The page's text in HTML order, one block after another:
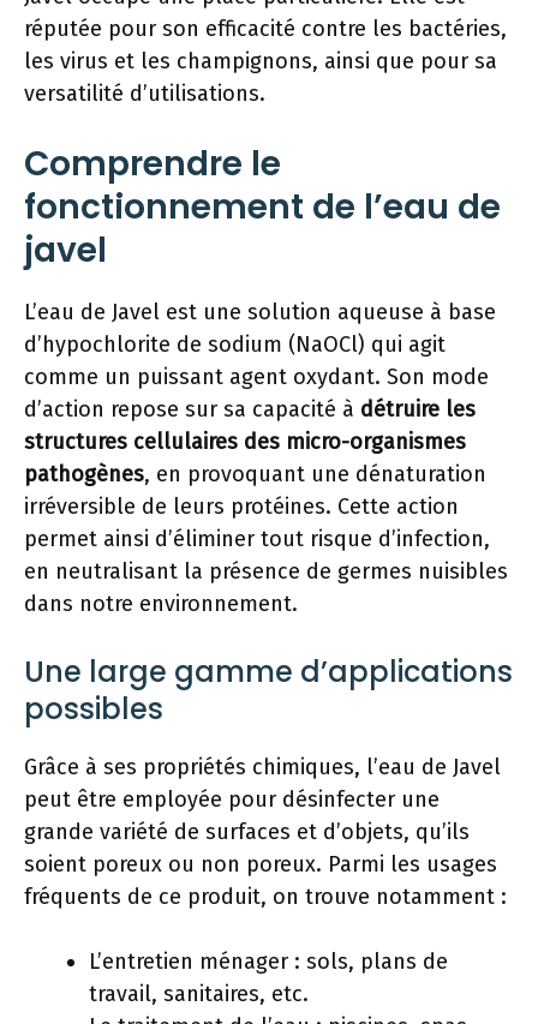
réputée pour son efficacité contre les bactéries,
les virus et les champignons, ainsi que pour sa
versatilité d’utilisations.
Comprendre le
fonctionnement de l’eau de
javel
L’eau de Javel est une solution aqueuse à base
d’hypochlorite de sodium (NaOCl) qui agit
comme un puissant agent oxydant. Son mode
d’action repose sur sa capacité à détruire les
structures cellulaires des micro-organismes
pathogènes, en provoquant une dénaturation
irréversible de leurs protéines. Cette action
permet ainsi d’éliminer tout risque d’infection,
en neutralisant la présence de germes nuisibles
dans notre environnement.
Une large gamme d’applications
possibles
Grâce à ses propriétés chimiques, l’eau de Javel
peut être employée pour désinfecter une
grande variété de surfaces et d’objets, qu’ils
soient poreux ou non poreux. Parmi les usages
fréquents de ce produit, on trouve notamment :
L’entretien ménager : sols, plans de
travail, sanitaires, etc.